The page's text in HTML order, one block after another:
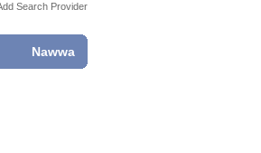
Search Provider
Nawwa